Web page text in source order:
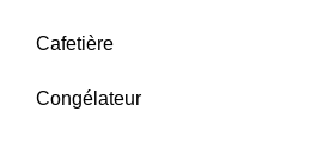
Cafetière
Congélateur